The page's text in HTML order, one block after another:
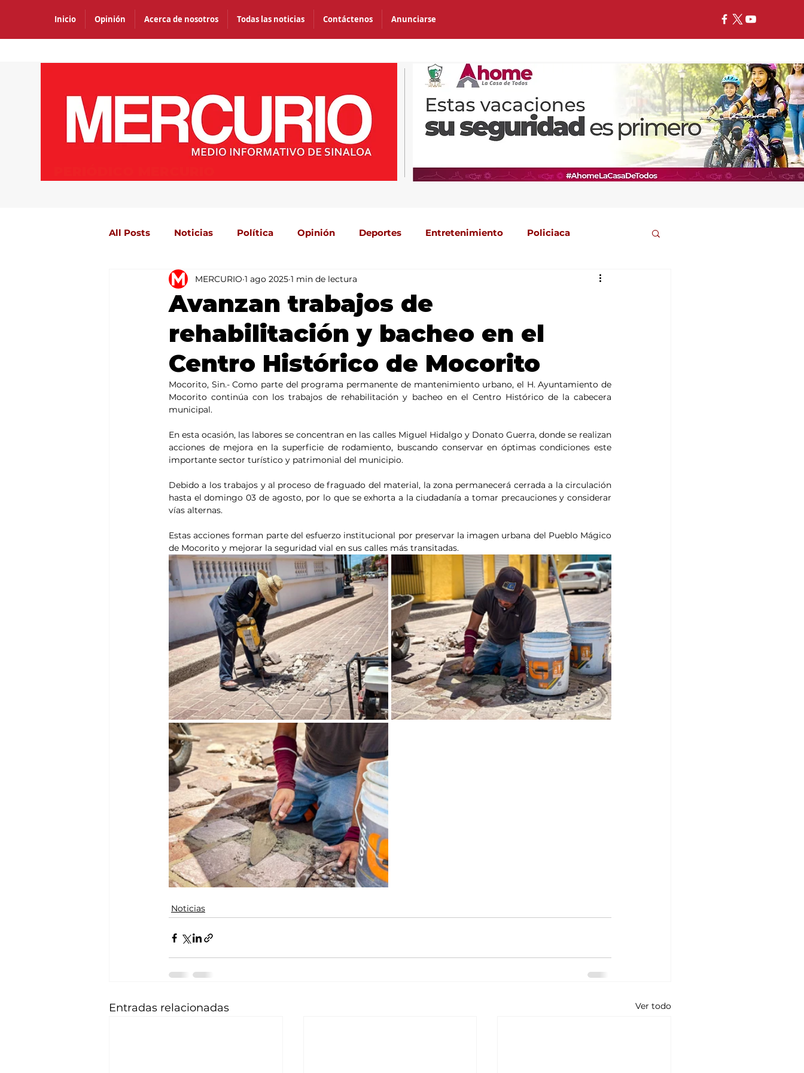
Inicio Opinión Acerca de nosotros Todas las noticias Contáctenos Anunciarse
All Posts Noticias Política Opinión Deportes Entretenimiento Policiaca
Agricultura México Mundo Portada 2
Avanzan trabajos de
rehabilitación y bacheo en el
Centro Histórico de Mocorito
MERCURIO 1 ago 2025 1 min de lectura
Mocorito, Sin.- Como parte del programa permanente de mantenimiento urbano, el H. Ayuntamiento de
Mocorito continúa con los trabajos de rehabilitación y bacheo en el Centro Histórico de la cabecera
municipal.
En esta ocasión, las labores se concentran en las calles Miguel Hidalgo y Donato Guerra, donde se realizan
acciones de mejora en la superficie de rodamiento, buscando conservar en óptimas condiciones este
importante sector turístico y patrimonial del municipio.
Debido a los trabajos y al proceso de fraguado del material, la zona permanecerá cerrada a la circulación
hasta el domingo 03 de agosto, por lo que se exhorta a la ciudadanía a tomar precauciones y considerar
vías alternas.
Estas acciones forman parte del esfuerzo institucional por preservar la imagen urbana del Pueblo Mágico
de Mocorito y mejorar la seguridad vial en sus calles más transitadas.
Noticias
Entradas relacionadas Ver todo